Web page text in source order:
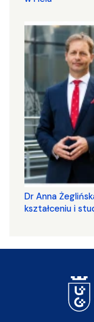
​​​​​​​Dr Anna
kształceniu i